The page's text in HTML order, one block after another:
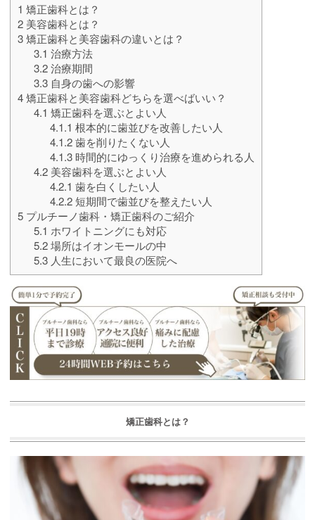
1 矯正歯科とは？
2 美容歯科とは？
3矯正歯科と美容歯科の違いとは？
3.1 治療方法
3.2治療期間
3.3自身の歯への影響
4矯正歯科と美容歯科どちらを選べばいい？
4.1 矯正歯科を選ぶとよい人
4.1.1 根本的に歯並びを改善したい人
4.1.2歯を削りたくない人
4.1.3時間的にゆっくり治療を進められる人
4.2美容歯科を選ぶとよい人
4.2.1 歯を白くしたい人
4.2.2短期間で歯並びを整えたい人
5 プルチーノ歯科・矯正歯科のご紹介
5.1 ホワイトニングにも対応
5.2場所はイオンモールの中
5.3人生において最良の医院へ
矯正歯科とは？